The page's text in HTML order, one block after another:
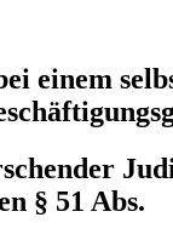
einem
§ 51 Abs.